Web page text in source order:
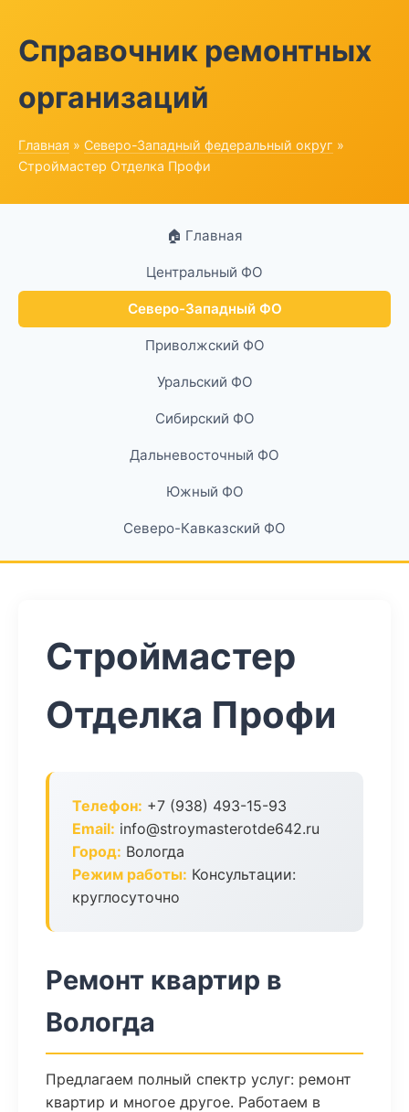
Справочник ремонтных
организаций
Главная » Северо-Западный федеральный округ »
Строймастер Отделка Профи
🏠 Главная
Центральный ФО
Северо-Западный ФО
Приволжский ФО
Уральский ФО
Сибирский ФО
Дальневосточный ФО
Южный ФО
Северо-Кавказский ФО
Строймастер
Отделка Профи
Телефон: +7 (938) 493-15-93
Email: info@stroymasterotde642.ru
Город: Вологда
Режим работы: Консультации:
круглосуточно
Ремонт квартир в
Вологда
Предлагаем полный спектр услуг: ремонт
квартир и многое другое. Работаем в